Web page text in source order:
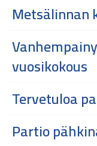
Metsälinnan
vuosikokous
Tervetuloa
Partio